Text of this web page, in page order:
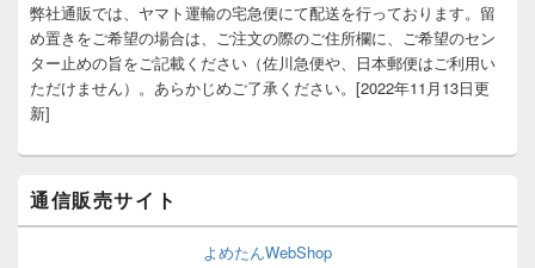
弊社通販では、ヤマト運輸の宅急便にて配送を行っております。留
め置きをご希望の場合は、ご注文の際のご住所欄に、ご希望のセン
ター止めの旨をご記載ください（佐川急便や、日本郵便はご利用い
ただけません）。あらかじめご了承ください。[2022年11月13日更
新]
通信販売サイト
よめたんWebShop